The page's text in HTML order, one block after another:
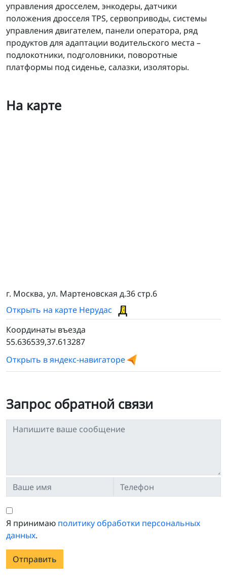
управления дросселем, энкодеры, датчики
положения дросселя TPS, сервоприводы, системы
управления двигателем, панели оператора, ряд
продуктов для адаптации водительского места –
подлокотники, подголовники, поворотные
платформы под сиденье, салазки, изоляторы.
На карте
г. Москва, ул. Мартеновская д.36 стр.6
Открыть на карте Нерудас
Координаты въезда
55.636539,37.613287
Открыть в яндекс-навигаторе
Запрос обратной связи
Я принимаю политику обработки персональных
данных.
Отправить